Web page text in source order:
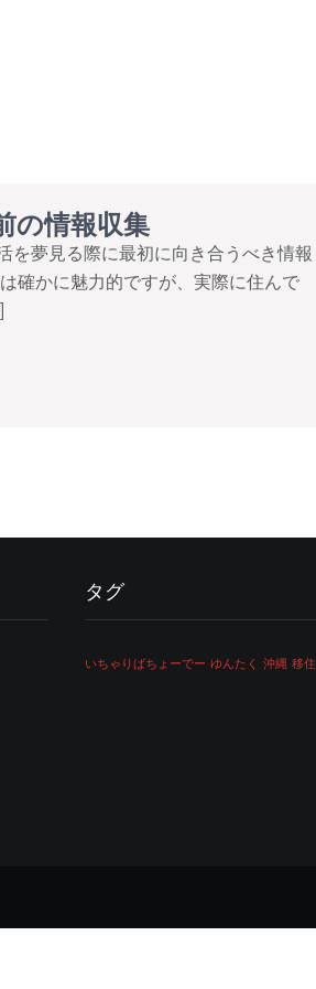
の情報収集
を夢見る際に最初に向き合うべき情報
確かに魅力的ですが、実際に住んで
タグ
いちゃりばちょーでー ゆんたく 沖縄 移住